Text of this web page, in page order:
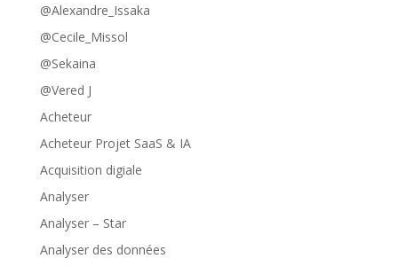
@Alexandre_Issaka
@Cecile_Missol
@Sekaina
@Vered J
Acheteur
Acheteur Projet SaaS & IA
Acquisition digiale
Analyser
Analyser – Star
Analyser des données